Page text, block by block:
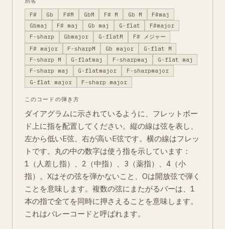
F#
Gb F#M GbM F# M Gb M
F#maj
Gbmaj
F# maj Gb maj G-flat
F#major
F-sharp
Gbmajor G-flatM
F# メジャー
F# major
F-sharpM Gb major
G-flat M
F-sharp M
G-flatmaj F-sharpmaj
G-flat maj
F-sharp maj
G-flatmajor
F-sharpmajor
G-flat major
F-sharp major
このコードの弾き方
ダイアグラムに示されているように、フレットボー
ド上に指を配置してください。縦の線は弦を表し、
左から低いE弦、右が高いE弦です。横の線はフレッ
トです。丸の中の数字は使う指を示しています：
1（人差し指）、2（中指）、3（薬指）、4（小
指）。Xはその弦を弾かないこと、Oは開放弦で弾く
ことを意味します。複数の弦にまたがるバーは、1
本の指で全てを同時に押さえることを意味します。
これはバレーコードと呼ばれます。